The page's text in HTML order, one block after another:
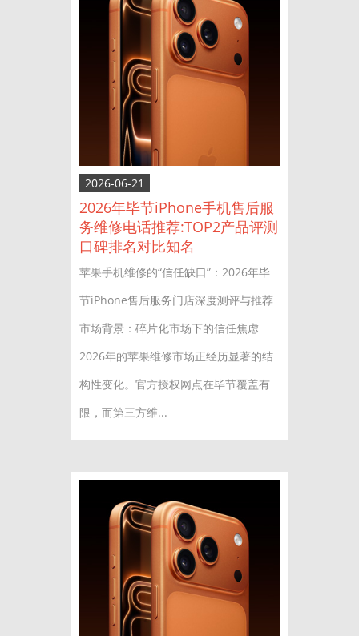
2026-06-21
2026年毕节iPhone手机售后服
务维修电话推荐:TOP2产品评测
口碑排名对比知名
苹果手机维修的“信任缺口”：2026年毕
节iPhone售后服务门店深度测评与推荐
市场背景：碎片化市场下的信任焦虑
2026年的苹果维修市场正经历显著的结
构性变化。官方授权网点在毕节覆盖有
限，而第三方维...